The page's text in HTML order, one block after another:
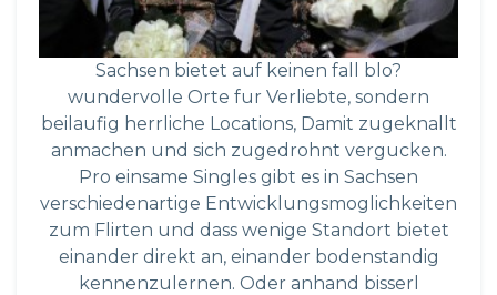
Sachsen bietet auf keinen fall blo?
wundervolle Orte fur Verliebte, sondern
beilaufig herrliche Locations, Damit zugeknallt
anmachen und sich zugedrohnt vergucken.
Pro einsame Singles gibt es in Sachsen
verschiedenartige Entwicklungsmoglichkeiten
zum Flirten und dass wenige Standort bietet
einander direkt an, einander bodenstandig
kennenzulernen. Oder anhand bisserl